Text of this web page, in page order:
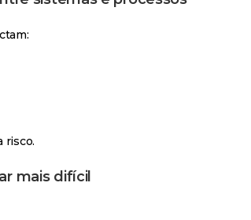
risco.
mais difícil